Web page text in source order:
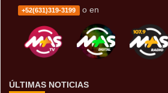
+52(631)319-3199 o en
ÚLTIMAS NOTICIAS